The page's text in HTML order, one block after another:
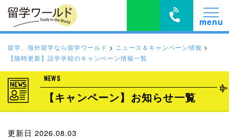
留学、海外留学なら留学ワールド > ニュース＆キャンペーン情報 >
【随時更新】語学学校のキャンペーン情報一覧
NEWS
【キャンペーン】お知らせ一覧
更新日 2026.08.03